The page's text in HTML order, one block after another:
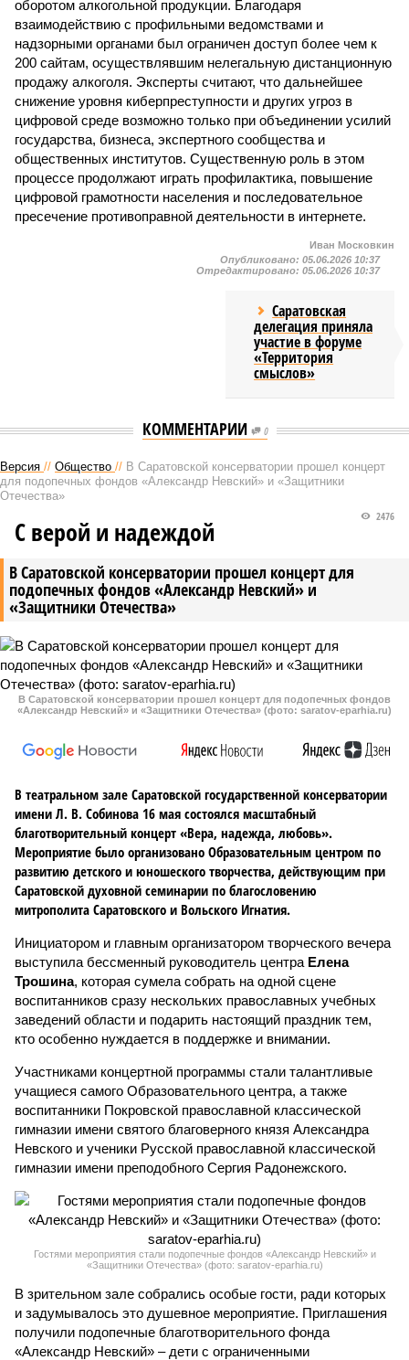
оборотом алкогольной продукции. Благодаря
взаимодействию с профильными ведомствами и
надзорными органами был ограничен доступ более чем к
200 сайтам, осуществлявшим нелегальную дистанционную
продажу алкоголя. Эксперты считают, что дальнейшее
снижение уровня киберпреступности и других угроз в
цифровой среде возможно только при объединении усилий
государства, бизнеса, экспертного сообщества и
общественных институтов. Существенную роль в этом
процессе продолжают играть профилактика, повышение
цифровой грамотности населения и последовательное
пресечение противоправной деятельности в интернете.
Иван Московкин
Опубликовано: 05.06.2026 10:37
Отредактировано: 05.06.2026 10:37
Саратовская
делегация приняла
участие в форуме
«Территория
смыслов»
КОММЕНТАРИИ 0
Версия // Общество // В Саратовской консерватории прошел концерт
для подопечных фондов «Александр Невский» и «Защитники
Отечества»
В Саратовской консерватории прошел концерт для
подопечных фондов «Александр Невский» и
«Защитники Отечества»
2476
С верой и надеждой
В Саратовской консерватории прошел концерт для подопечных фондов
«Александр Невский» и «Защитники Отечества» (фото: saratov-eparhia.ru)
В театральном зале Саратовской государственной консерватории
имени Л. В. Собинова 16 мая состоялся масштабный
благотворительный концерт «Вера, надежда, любовь».
Мероприятие было организовано Образовательным центром по
развитию детского и юношеского творчества, действующим при
Саратовской духовной семинарии по благословению
митрополита Саратовского и Вольского Игнатия.
Инициатором и главным организатором творческого вечера
выступила бессменный руководитель центра Елена
Трошина, которая сумела собрать на одной сцене
воспитанников сразу нескольких православных учебных
заведений области и подарить настоящий праздник тем,
кто особенно нуждается в поддержке и внимании.
Участниками концертной программы стали талантливые
учащиеся самого Образовательного центра, а также
воспитанники Покровской православной классической
гимназии имени святого благоверного князя Александра
Невского и ученики Русской православной классической
гимназии имени преподобного Сергия Радонежского.
Гостями мероприятия стали подопечные фондов «Александр Невский» и
«Защитники Отечества» (фото: saratov-eparhia.ru)
В зрительном зале собрались особые гости, ради которых
и задумывалось это душевное мероприятие. Приглашения
получили подопечные благотворительного фонда
«Александр Невский» – дети с ограниченными